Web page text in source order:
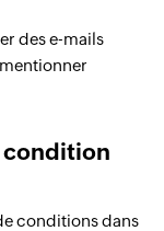
des e-mails
conditions dans